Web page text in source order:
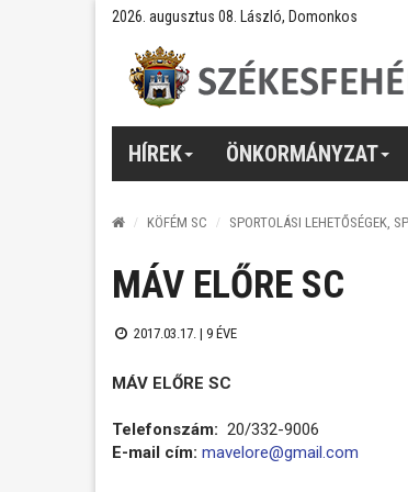
2026. augusztus 08. László, Domonkos
HÍREK ÖNKORMÁNYZAT
KÖFÉM SC SPORTOLÁSI LEHETŐSÉGEK,
MÁV ELŐRE SC
2017.03.17. | 9 ÉVE
MÁV ELŐRE SC
Telefonszám: 20/332-9006
E-mail cím: mavelore@gmail.com